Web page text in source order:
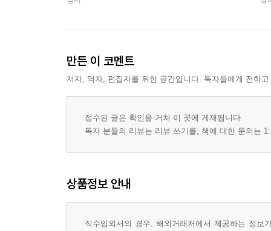
만든 이 코멘트
저자, 역자, 편집자를 위한 공간입니다. 독자들에게 전하
접수된 글은 확인을 거쳐 이 곳에 게재됩니다.
독자 분들의 리뷰는 리뷰 쓰기를, 책에 대한 문의는
상품정보 안내
직수입외서의 경우, 해외거래처에서 제공하는 정